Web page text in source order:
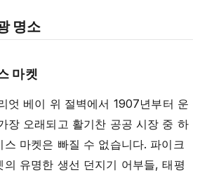
명소
마켓
엇 베이 위 절벽에서 1907년부터 운
장 오래되고 활기찬 공공 시장 중 하
스 마켓은 빠질 수 없습니다. 파이크
의 유명한 생선 던지기 어부들, 태평